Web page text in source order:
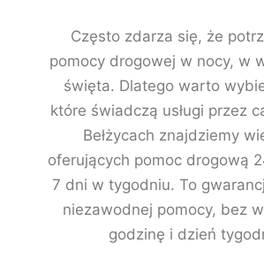
Często zdarza się, że
pomocy drogowej w nocy, w
święta. Dlatego warto
które świadczą usługi przez
Bełżycach znajdziemy
oferujących pomoc drogową
7 dni w tygodniu. To
niezawodnej pomocy, bez
godzinę i dzień